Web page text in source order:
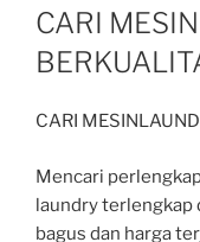
CARI
CARI
Mencari
laundry terlengkap
bagus dan harga